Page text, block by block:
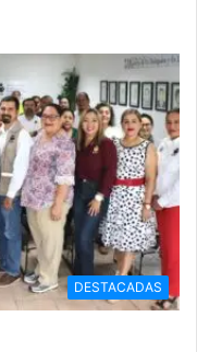
DESTACADAS